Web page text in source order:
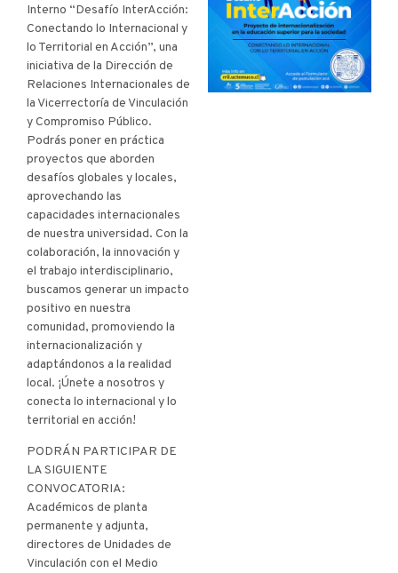
Interno “Desafío InterAcción:
Conectando lo Internacional y
lo Territorial en Acción”, una
iniciativa de la Dirección de
Relaciones Internacionales de
la Vicerrectoría de Vinculación
y Compromiso Público.
Podrás poner en práctica
proyectos que aborden
desafíos globales y locales,
aprovechando las
capacidades internacionales
de nuestra universidad. Con la
colaboración, la innovación y
el trabajo interdisciplinario,
buscamos generar un impacto
positivo en nuestra
comunidad, promoviendo la
internacionalización y
adaptándonos a la realidad
local. ¡Únete a nosotros y
conecta lo internacional y lo
territorial en acción!
PODRÁN PARTICIPAR DE
LA SIGUIENTE
CONVOCATORIA:
Académicos de planta
permanente y adjunta,
directores de Unidades de
Vinculación con el Medio